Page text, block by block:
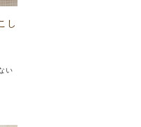
し
い